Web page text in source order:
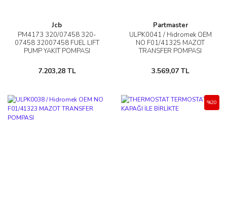
Jcb
PM4173 320/07458 320-
07458 32007458 FUEL LIFT
PUMP YAKIT POMPASI
7.203,28 TL
Partmaster
ULPK0041 / Hidromek OEM
NO F01/41325 MAZOT
TRANSFER POMPASI
3.569,07 TL
%20